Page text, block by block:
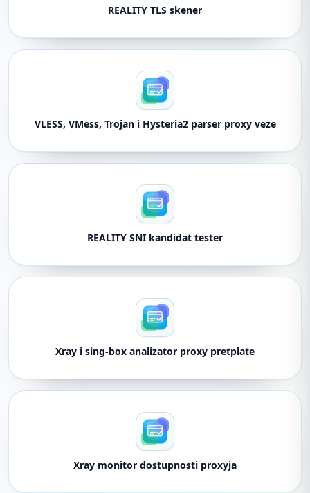
REALITY TLS skener
VLESS, VMess, Trojan i Hysteria2 parser proxy veze
REALITY SNI kandidat tester
Xray i sing-box analizator proxy pretplate
Xray monitor dostupnosti proxyja